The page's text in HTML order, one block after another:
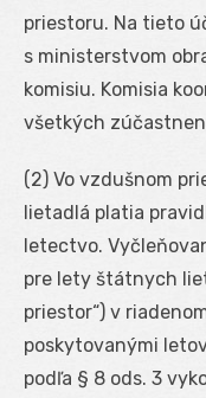
priestoru. Na tieto
s ministerstvom
komisiu. Komisia
všetkých
(2) Vo vzdušnom
lietadlá platia
letectvo.
pre lety štátnych
priestor“) v
poskytovanými
podľa § 8 ods. 3